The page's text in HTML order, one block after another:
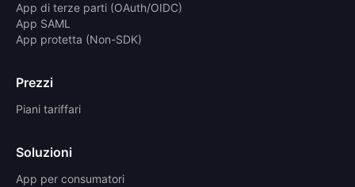
App di terze parti (OAuth/OIDC)
App SAML
App protetta (Non-SDK)
Prezzi
Piani tariffari
Soluzioni
App per consumatori